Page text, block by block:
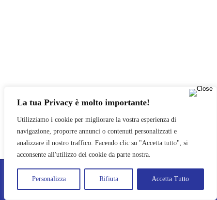
La tua Privacy è molto importante!
Utilizziamo i cookie per migliorare la vostra esperienza di
navigazione, proporre annunci o contenuti personalizzati e
analizzare il nostro traffico. Facendo clic su "Accetta tutto", si
acconsente all'utilizzo dei cookie da parte nostra.
Personalizza Rifiuta Accetta Tutto